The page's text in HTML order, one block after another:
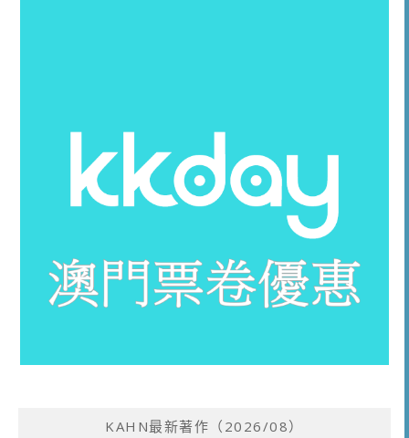
KAHN最新著作（2026/08）